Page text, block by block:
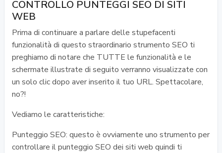
CONTROLLO PUNTEGGI SEO DI SITI
WEB
Prima di continuare a parlare delle stupefacenti
funzionalità di questo straordinario strumento SEO ti
preghiamo di notare che TUTTE le funzionalità e le
schermate illustrate di seguito verranno visualizzate con
un solo clic dopo aver inserito il tuo URL. Spettacolare,
no?!
Vediamo le caratteristiche:
Punteggio SEO: questo è ovviamente uno strumento per
controllare il punteggio SEO dei siti web quindi ti